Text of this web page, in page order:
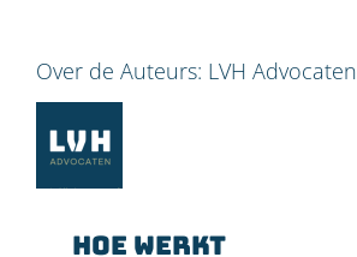
Over de Auteurs: LVH Advocaten
Hoe werkt